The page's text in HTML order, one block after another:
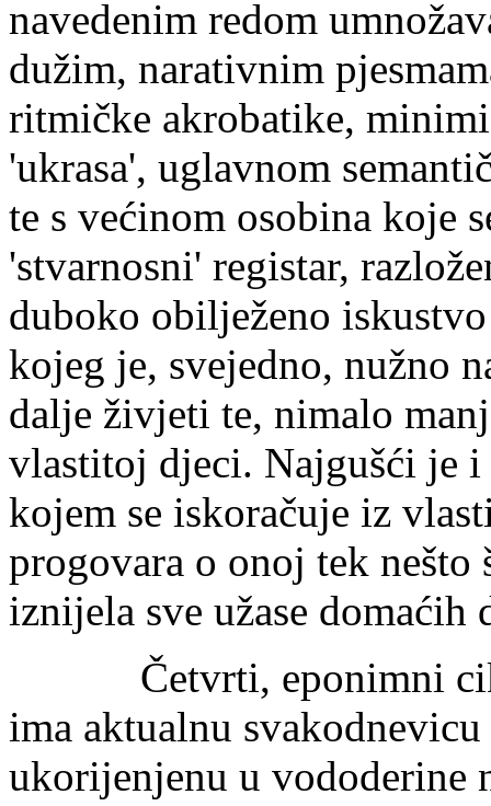
navedenim redom
dužim, narativnim
ritmičke akrobatike,
'ukrasa', uglavnom
te s većinom osobina koje
'stvarnosni' registar,
duboko obilježeno
kojeg je, svejedno, nužno
dalje živjeti te, nimalo
vlastitoj djeci. Najgušći je
kojem se iskoračuje iz
progovara o onoj tek
iznijela sve užase
Četvrti, eponimni
ima aktualnu
ukorijenjenu u vododerine